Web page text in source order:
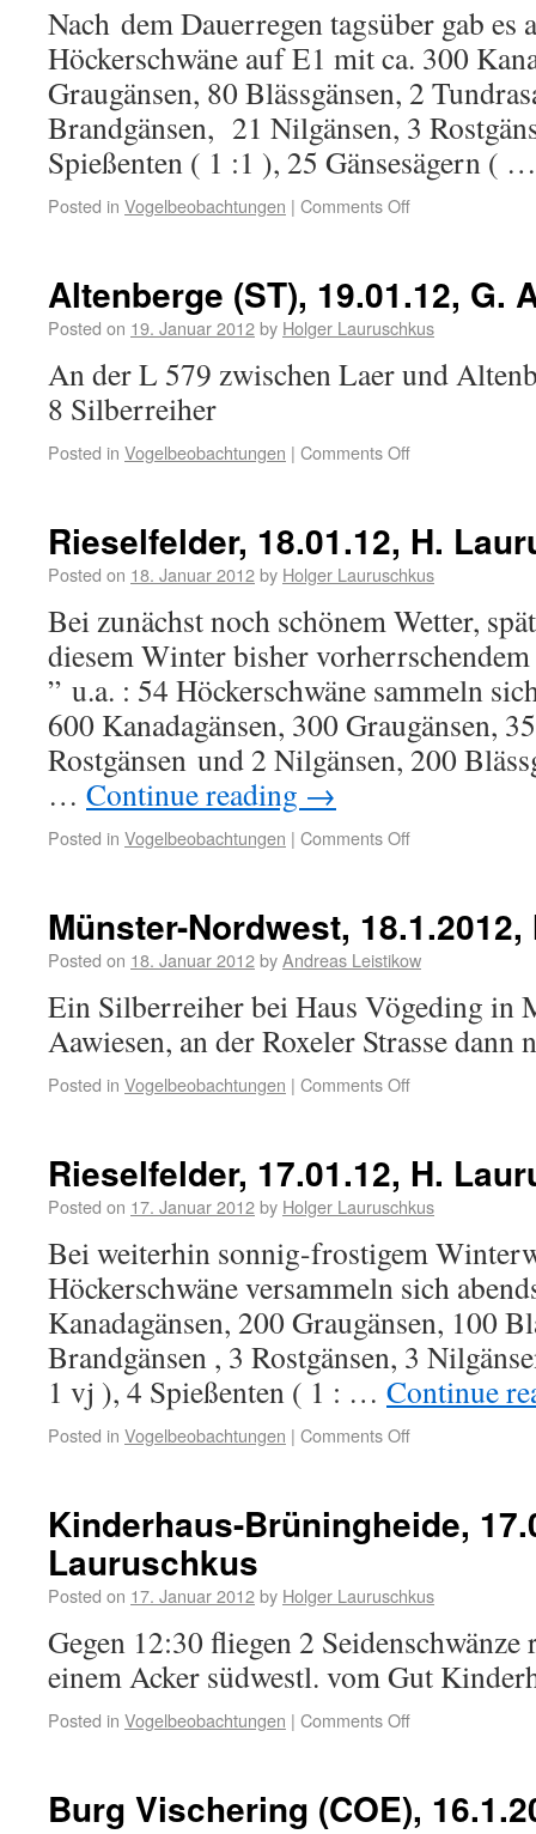
Nach dem Dauerregen tagsüber gab es
Höckerschwäne auf E1 mit ca. 300
Graugänsen, 80 Blässgänsen, 2
Brandgänsen, 21 Nilgänsen, 3
Spießenten ( 1 :1 ), 25 Gänsesägern (
Posted in Vogelbeobachtungen | Comments Off
Altenberge (ST), 19.01.12, G.
Posted on 19. Januar 2012by Holger Lauruschkus
An der L 579 zwischen Laer und
8 Silberreiher
Posted in Vogelbeobachtungen | Comments Off
Rieselfelder, 18.01.12, H.
Posted on 18. Januar 2012by Holger Lauruschkus
Bei zunächst noch schönem Wetter,
diesem Winter bisher
” u.a. : 54 Höckerschwäne sammeln
600 Kanadagänsen, 300 Graugänsen,
Rostgänsen und 2 Nilgänsen, 200
… Continue reading →
Posted in Vogelbeobachtungen | Comments Off
Münster-Nordwest, 18.1.2012,
Posted on 18. Januar 2012byAndreas Leistikow
Ein Silberreiher bei Haus Vögeding in
Aawiesen, an der Roxeler Strasse dann
Posted in Vogelbeobachtungen | Comments Off
Rieselfelder, 17.01.12, H.
Posted on 17. Januar 2012by Holger Lauruschkus
Bei weiterhin sonnig-frostigem
Höckerschwäne versammeln sich
Kanadagänsen, 200 Graugänsen, 100
Brandgänsen , 3 Rostgänsen, 3
1 vj ), 4 Spießenten ( 1 : … Continue
Posted in Vogelbeobachtungen | Comments Off
Kinderhaus-Brüningheide,
Lauruschkus
Posted on 17. Januar 2012by Holger Lauruschkus
Gegen 12:30 fliegen 2
einem Acker südwestl. vom Gut
Posted in Vogelbeobachtungen | Comments Off
Burg Vischering (COE),